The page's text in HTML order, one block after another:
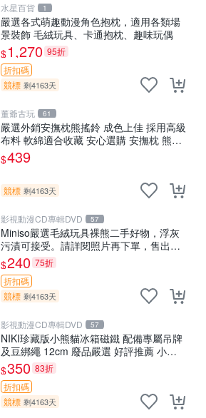
水星百貨 1
嚴選各式萌趣動漫角色抱枕，適用各類場
景裝飾 毛絨玩具、卡通抱枕、趣味玩偶
$1,270 95折
折扣碼
競標 剩4163天
董爺古玩 61
嚴選外銷安撫枕熊搖鈴 成色上佳 採用高級
布料 軟綿適合收藏 安心選購 安撫枕 熊玩
具 搖鈴
$439
競標 剩4163天
影視動漫CD專輯DVD 57
Miniso嚴選毛絨玩具裸熊二手好物，浮灰
污漬可接受。請詳閱照片再下單，售出不
退不換。全新品相收藏推薦。 裸熊 毛絨玩
具 收藏
$240 75折
折扣碼
競標 剩4163天
影視動漫CD專輯DVD 57
NIKI珍藏版小熊貓冰箱磁鐵 配備專屬吊牌
及豆綁繩 12cm 廢品嚴選 好評推薦 小熊
貓冰箱貼 磁鐵掛件 冰箱飾品
$350 83折
折扣碼
競標 剩4163天